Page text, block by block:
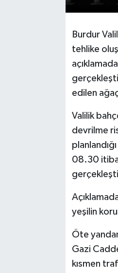
Burdur
tehlike
edilen
Valilik
devrilme
08.30
yeşilin
Öte
Gazi
kısmen